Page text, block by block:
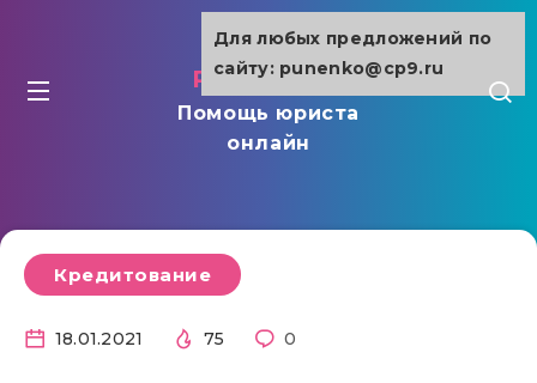
punenko.ru
Помощь юриста
онлайн
Кредитование
18.01.2021 75 0
Для любых предложений по
сайту: punenko@cp9.ru